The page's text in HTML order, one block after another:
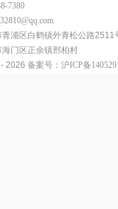
7380
浦区白鹤镇外青松公路2511
门区正余镇邢柏村
2026 备案号：沪ICP备